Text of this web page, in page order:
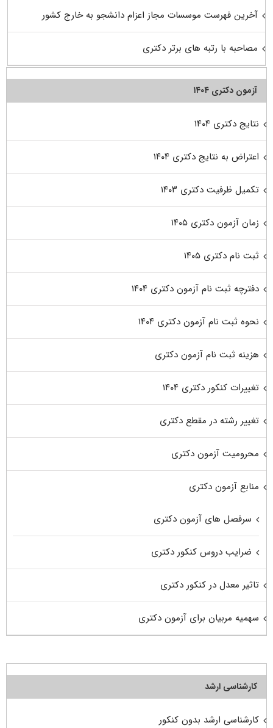
آخرین فهرست موسسات مجاز اعزام دانشجو به خارج کشور
مصاحبه با رتبه های برتر دکتری
آزمون دکتری ۱۴۰۴
نتایج دکتری ۱۴۰۴
اعتراض به نتایج دکتری ۱۴۰۴
تکمیل ظرفیت دکتری ۱۴۰۳
زمان آزمون دکتری ۱۴۰۵
ثبت نام دکتری ۱۴۰۵
دفترچه ثبت نام آزمون دکتری ۱۴۰۴
نحوه ثبت نام آزمون دکتری ۱۴۰۴
هزینه ثبت نام آزمون دکتری
تغییرات کنکور دکتری ۱۴۰۴
تغییر رشته در مقطع دکتری
محرومیت آزمون دکتری
منابع آزمون دکتری
سرفصل های آزمون دکتری
ضرایب دروس کنکور دکتری
تاثیر معدل در کنکور دکتری
سهمیه مربیان برای آزمون دکتری
کارشناسی ارشد
کارشناسی ارشد بدون کنکور